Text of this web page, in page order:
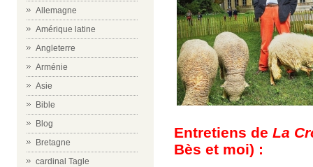
Allemagne
Amérique latine
Angleterre
Arménie
Asie
Bible
Blog
Bretagne
cardinal Tagle
Entretiens de La
Bès et moi) :